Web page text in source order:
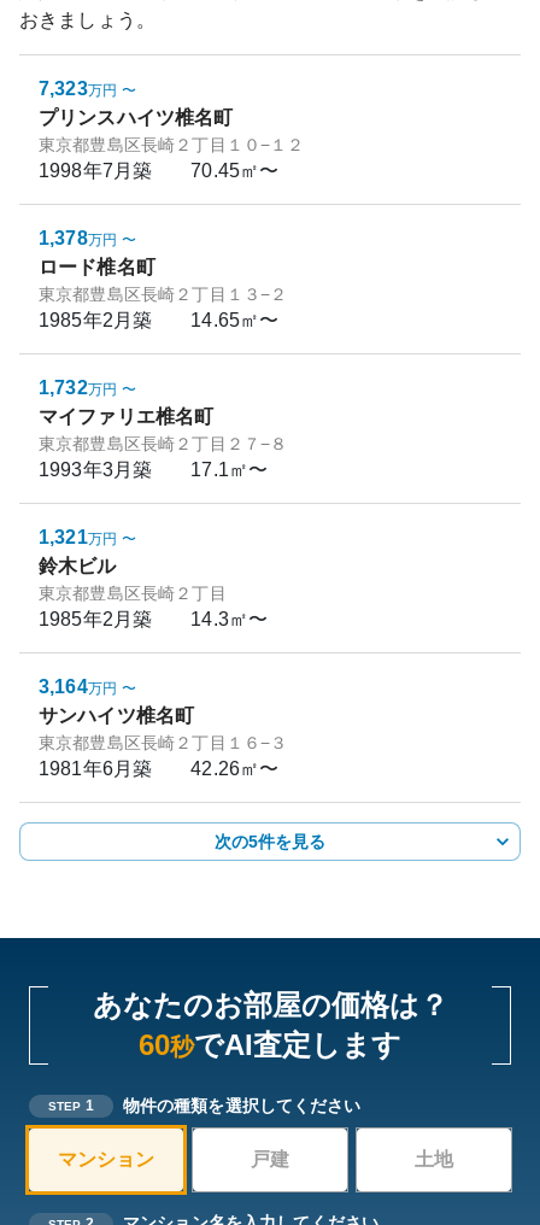
おきましょう。
7,323万円 〜
プリンスハイツ椎名町
東京都豊島区長崎２丁目１０−１２
1998年7月築 70.45㎡〜
1,378万円 〜
ロード椎名町
東京都豊島区長崎２丁目１３−２
1985年2月築 14.65㎡〜
1,732万円 〜
マイファリエ椎名町
東京都豊島区長崎２丁目２７−８
1993年3月築 17.1㎡〜
1,321万円 〜
鈴木ビル
東京都豊島区長崎２丁目
1985年2月築 14.3㎡〜
3,164万円 〜
サンハイツ椎名町
東京都豊島区長崎２丁目１６−３
1981年6月築 42.26㎡〜
次の5件を見る
あなたのお部屋の価格は？
60秒でAI査定します
STEP 1 物件の種類を選択してください
マンション 戸建 土地